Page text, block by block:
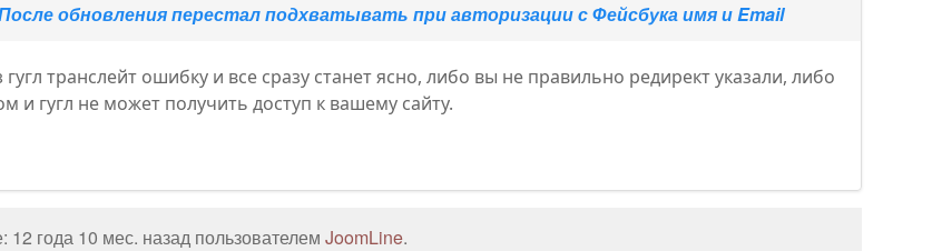
обновления перестал подхватывать при авторизации с Фейсбука имя и Email
транслейт ошибку и все сразу станет ясно, либо вы не правильно редирект указали, либо
и гугл не может получить доступ к вашему сайту.
12 года 10 мес. назад пользователемJoomLine.